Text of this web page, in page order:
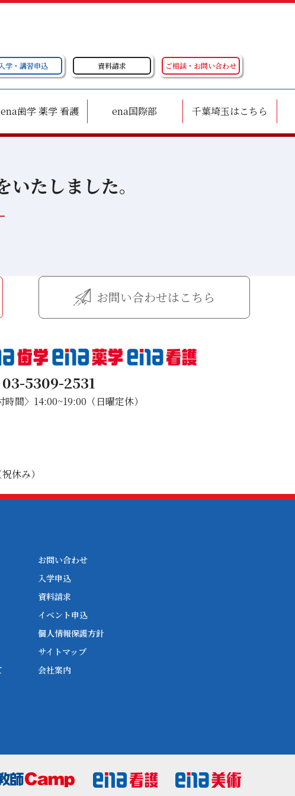
入学・講習申込 資料請求 ご相談・お問い合わせ
ena歯学 薬学 看護 ena国際部 千葉埼玉はこちら
たしました。
お問い合わせはこちら
03-5309-2531
時間〉14:00~19:00（日曜定休）
休み）
お問い合わせ
入学申込
資料請求
イベント申込
個人情報保護方針
サイトマップ
会社案内